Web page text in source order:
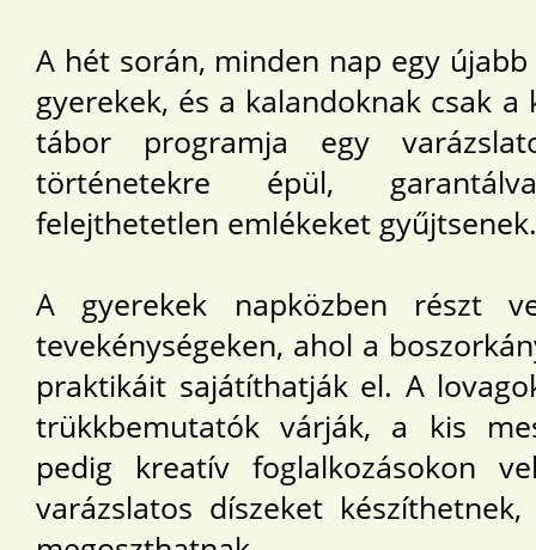
A hét során, minden nap egy
gyerekek, és a kalandoknak csak
tábor programja egy
történetekre épül,
felejthetetlen emlékeket gyűjtsenek.
A gyerekek napközben részt
tevekénységeken, ahol a
praktikáit sajátíthatják el. A
trükkbemutatók várják, a kis
pedig kreatív foglalkozásokon
varázslatos díszeket